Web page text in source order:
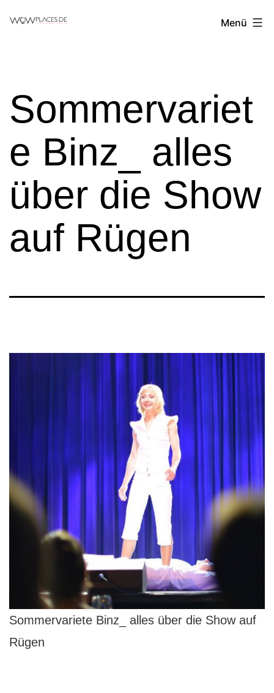
Reiseblog
Menü
Sommervariet
e Binz_ alles
über die Show
auf Rügen
Sommervariete Binz_ alles über die Show auf
Rügen